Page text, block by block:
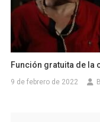
Función gratuita de la
9 de febrero de 2022